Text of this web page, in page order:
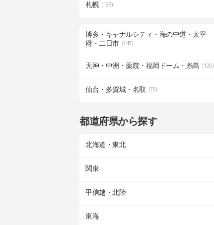
札幌 (128)
博多・キャナルシティ・海の中道・太宰
府・二日市 (148)
天神・中洲・薬院・福岡ドーム・糸島 (120)
仙台・多賀城・名取 (75)
都道府県から探す
北海道・東北
関東
甲信越・北陸
東海